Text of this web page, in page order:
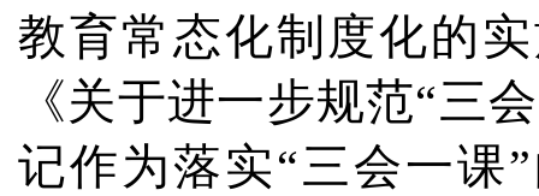
教育常态化制度化的
《关于进一步规范“三
记作为落实“三会一课